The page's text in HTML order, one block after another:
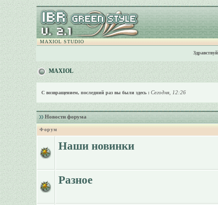
MAXIOL STUDIO
MAXIOL
С возвращением, последний раз вы были здесь : Сегодня, 12:26
Новости форума
Форум
Наши новинки
Разное